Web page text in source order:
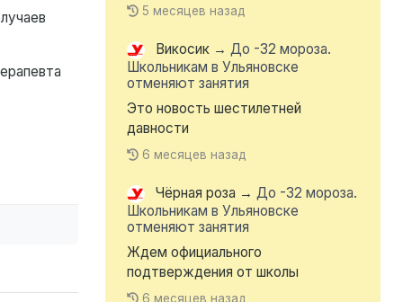
5 месяцев назад
Викосик → До -32 мороза.
Школьникам в Ульяновске
отменяют занятия
Это новость шестилетней
давности
6 месяцев назад
Чёрная роза → До -32 мороза.
Школьникам в Ульяновске
отменяют занятия
Ждем официального
подтверждения от школы
6 месяцев назад